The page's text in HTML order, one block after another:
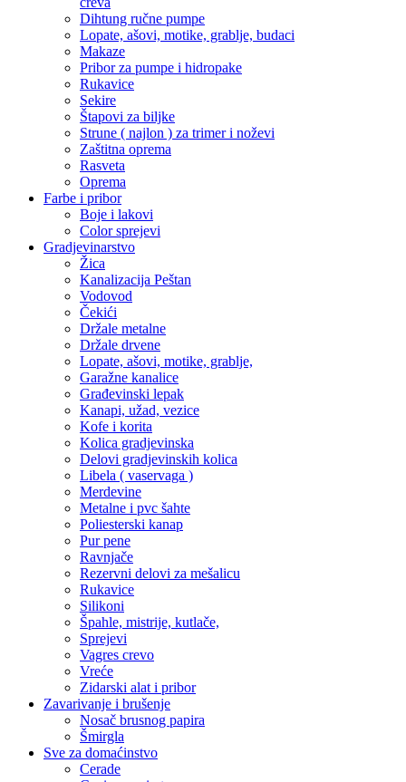
Dihtung ručne pumpe
Lopate, ašovi, motike, grablje, budaci
Makaze
Pribor za pumpe i hidropake
Rukavice
Sekire
Štapovi za biljke
Strune ( najlon ) za trimer i noževi
Zaštitna oprema
Rasveta
Oprema
Farbe i pribor
Boje i lakovi
Color sprejevi
Gradjevinarstvo
Žica
Kanalizacija Peštan
Vodovod
Čekići
Držale metalne
Držale drvene
Lopate, ašovi, motike, grablje,
Garažne kanalice
Građevinski lepak
Kanapi, užad, vezice
Kofe i korita
Kolica gradjevinska
Delovi gradjevinskih kolica
Libela ( vaservaga )
Merdevine
Metalne i pvc šahte
Poliesterski kanap
Pur pene
Ravnjače
Rezervni delovi za mešalicu
Rukavice
Silikoni
Špahle, mistrije, kutlače,
Sprejevi
Vagres crevo
Vreće
Zidarski alat i pribor
Zavarivanje i brušenje
Nosač brusnog papira
Šmirgla
Sve za domaćinstvo
Cerade